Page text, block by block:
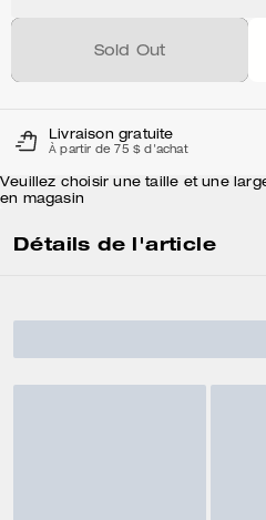
Sold Out
Livraison gratuite
À partir de 75 $ d'achat
Veuillez choisir une taille et une
en magasin
Détails de l'article